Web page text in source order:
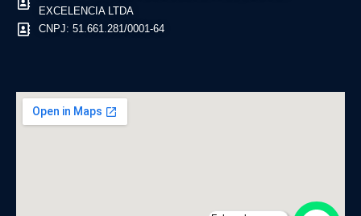
EXCELENCIA LTDA
CNPJ: 51.661.281/0001-64